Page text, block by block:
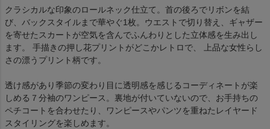
クラシカルな印象のロールネック仕立て。首の後ろでリボンを結
び、バックスタイルまで華やぐ1枚。ウエストで切り替え、ギャザー
を寄せたスカートが空気を含んでふんわりとした立体感を生み出し
ます。 手描きの押し花プリントがどこかレトロで、 上品な女性らし
さの漂うプリント柄です。
透け感があり季節の変わり目に透明感を感じるコーディネートが楽
しめる７分袖のワンピース。裏地が付いていないので、お手持ちの
ペチコートを合わせたり、ワンピースやパンツを重ねたレイヤード
スタイリングを楽しめます。